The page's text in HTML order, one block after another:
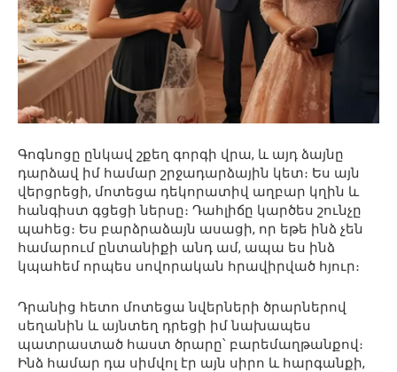
Գոգնոցը ընկավ շքեղ գորգի վրա, և այդ ձայնը
դարձավ իմ համար շրջադարձային կետ։ Ես այն
վերցրեցի, մոտեցա դեկորատիվ աղբար կղին և
հանգիստ գցեցի ներսը։ Դահլիճը կարծես շունչը
պահեց։ Ես բարձրաձայն ասացի, որ եթե ինձ չեն
համարում ընտանիքի անդ ամ, ապա ես ինձ
կպահեմ որպես սովորական հրավիրված հյուր։
Դրանից հետո մոտեցա նվերների ծրարներով
սեղանին և այնտեղ դրեցի իմ նախապես
պատրաստած հաստ ծրարը՝ բարեմաղթանքով։
Ինձ համար դա սիմվոլ էր այն սիրո և հարգանքի,